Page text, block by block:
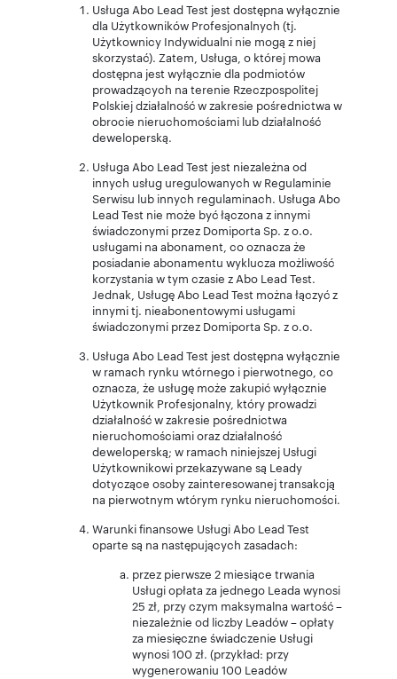
Usługa Abo Lead Test jest dostępna wyłącznie
dla Użytkowników Profesjonalnych (tj.
Użytkownicy Indywidualni nie mogą z niej
skorzystać). Zatem, Usługa, o której mowa
dostępna jest wyłącznie dla podmiotów
prowadzących na terenie Rzeczpospolitej
Polskiej działalność w zakresie pośrednictwa w
obrocie nieruchomościami lub działalność
deweloperską.
Usługa Abo Lead Test jest niezależna od
innych usług uregulowanych w Regulaminie
Serwisu lub innych regulaminach. Usługa Abo
Lead Test nie może być łączona z innymi
świadczonymi przez Domiporta Sp. z o.o.
usługami na abonament, co oznacza że
posiadanie abonamentu wyklucza możliwość
korzystania w tym czasie z Abo Lead Test.
Jednak, Usługę Abo Lead Test można łączyć z
innymi tj. nieabonentowymi usługami
świadczonymi przez Domiporta Sp. z o.o.
Usługa Abo Lead Test jest dostępna wyłącznie
w ramach rynku wtórnego i pierwotnego, co
oznacza, że usługę może zakupić wyłącznie
Użytkownik Profesjonalny, który prowadzi
działalność w zakresie pośrednictwa
nieruchomościami oraz działalność
deweloperską; w ramach niniejszej Usługi
Użytkownikowi przekazywane są Leady
dotyczące osoby zainteresowanej transakcją
na pierwotnym wtórym rynku nieruchomości.
Warunki finansowe Usługi Abo Lead Test
oparte są na następujących zasadach:
przez pierwsze 2 miesiące trwania
Usługi opłata za jednego Leada wynosi
25 zł, przy czym maksymalna wartość –
niezależnie od liczby Leadów – opłaty
za miesięczne świadczenie Usługi
wynosi 100 zł. (przykład: przy
wygenerowaniu 100 Leadów